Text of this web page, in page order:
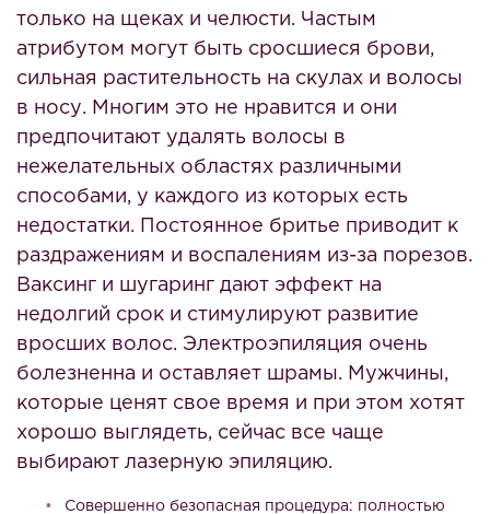
только на щеках и челюсти. Частым
атрибутом могут быть сросшиеся брови,
сильная растительность на скулах и волосы
в носу. Многим это не нравится и они
предпочитают удалять волосы в
нежелательных областях различными
способами, у каждого из которых есть
недостатки. Постоянное бритье приводит к
раздражениям и воспалениям из-за порезов.
Ваксинг и шугаринг дают эффект на
недолгий срок и стимулируют развитие
вросших волос. Электроэпиляция очень
болезненна и оставляет шрамы. Мужчины,
которые ценят свое время и при этом хотят
хорошо выглядеть, сейчас все чаще
выбирают лазерную эпиляцию.
Совершенно безопасная процедура: полностью